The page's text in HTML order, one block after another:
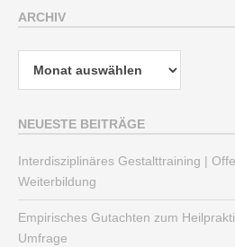
ARCHIV
Archiv
NEUESTE BEITRÄGE
Interdisziplinäres Gestalttraining |
Weiterbildung
Empirisches Gutachten zum
Umfrage